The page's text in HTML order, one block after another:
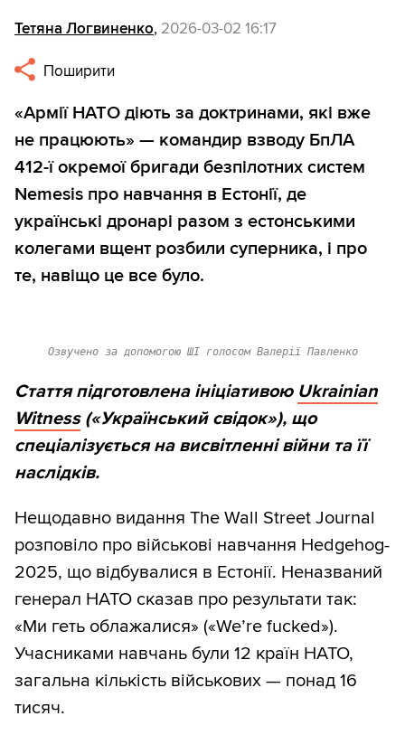
Тетяна Логвиненко, 2026-03-02 16:17
Поширити
«Армії НАТО діють за доктринами, які вже
не працюють» — командир взводу БпЛА
412-ї окремої бригади безпілотних систем
Nemesis про навчання в Естонії, де
українські дронарі разом з естонськими
колегами вщент розбили суперника, і про
те, навіщо це все було.
Озвучено за допомогою ШІ голосом Валерії Павленко
Стаття підготовлена ініціативою Ukrainian
Witness(«Український свідок»), що
спеціалізується на висвітленні війни та її
наслідків.
Нещодавно видання The Wall Street Journal
розповіло про військові навчання Hedgehog-
2025, що відбувалися в Естонії. Неназваний
генерал НАТО сказав про результати так:
«Ми геть облажалися» («We’re fucked»).
Учасниками навчань були 12 країн НАТО,
загальна кількість військових — понад 16
тисяч.